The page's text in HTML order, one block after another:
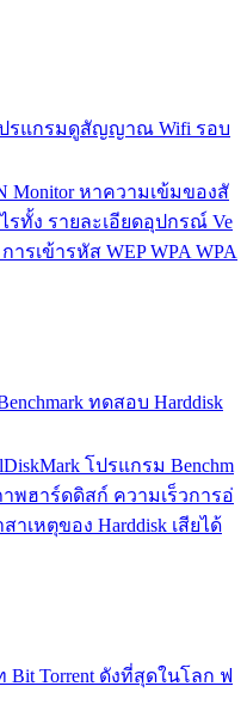
ปรแกรมดูสัญญาณ Wifi รอบ
Monitor หาความเข้มของสั
รทั้ง รายละเอียดอุปกรณ์ Ve
เข้ารหัส WEP WPA WPA
ทดสอบ Harddisk
โปรแกรม Benchm
พฮาร์ดดิสก์ ความเร็วการอ่
าเหตุของ Harddisk เสียได้
Bit Torrent ดังที่สุดในโลก ฟ